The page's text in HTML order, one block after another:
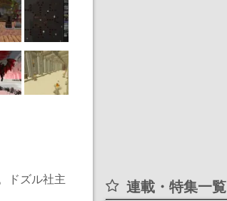
ドズル社主
連載・特集一覧